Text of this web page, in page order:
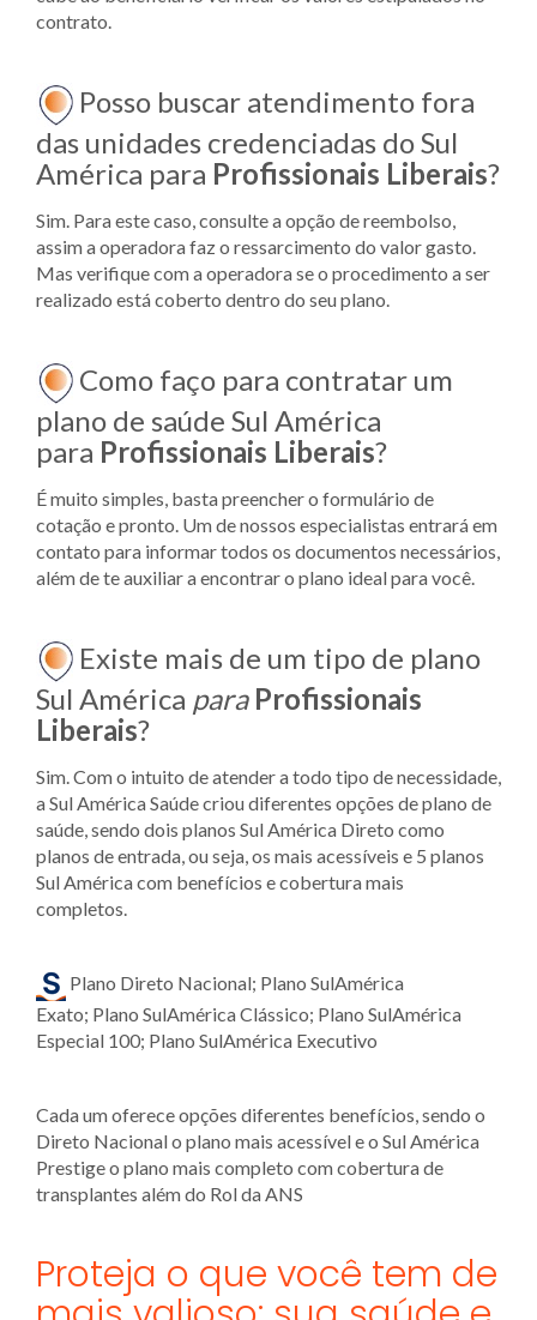
contrato.
Posso buscar atendimento fora
das unidades credenciadas do Sul
América para Profissionais Liberais?
Sim. Para este caso, consulte a opção de reembolso,
assim a operadora faz o ressarcimento do valor gasto.
Mas verifique com a operadora se o procedimento a ser
realizado está coberto dentro do seu plano.
Como faço para contratar um
plano de saúde Sul América
para Profissionais Liberais?
É muito simples, basta preencher o formulário de
cotação e pronto. Um de nossos especialistas entrará em
contato para informar todos os documentos necessários,
além de te auxiliar a encontrar o plano ideal para você.
Existe mais de um tipo de plano
Sul América para Profissionais
Liberais?
Sim. Com o intuito de atender a todo tipo de necessidade,
a Sul América Saúde criou diferentes opções de plano de
saúde, sendo dois planos Sul América Direto como
planos de entrada, ou seja, os mais acessíveis e 5 planos
Sul América com benefícios e cobertura mais
completos.
Plano Direto Nacional; Plano SulAmérica
Exato; Plano SulAmérica Clássico; Plano SulAmérica
Especial 100; Plano SulAmérica Executivo
Cada um oferece opções diferentes benefícios, sendo o
Direto Nacional o plano mais acessível e o Sul América
Prestige o plano mais completo com cobertura de
transplantes além do Rol da ANS
Proteja o que você tem de